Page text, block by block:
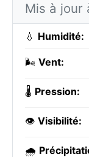
Mis à jour
💧 Humidité:
🌬️ Vent:
🌡️ Pression:
👁️ Visibilité:
🌧️